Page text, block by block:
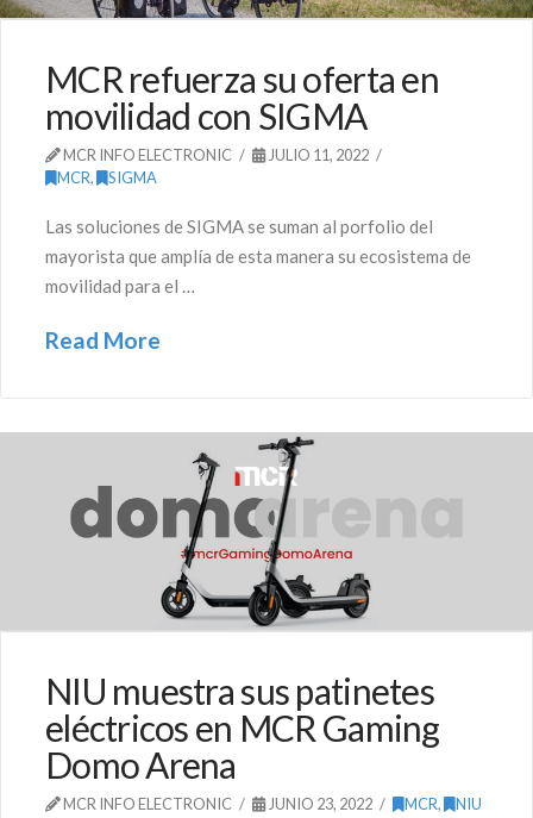
MCR refuerza su oferta en
movilidad con SIGMA
MCR INFO ELECTRONIC
JULIO 11, 2022
MCR, SIGMA
Las soluciones de SIGMA se suman al porfolio del
mayorista que amplía de esta manera su ecosistema de
movilidad para el …
Read More
NIU muestra sus patinetes
eléctricos en MCR Gaming
Domo Arena
MCR INFO ELECTRONIC JUNIO 23, 2022 MCR, NIU